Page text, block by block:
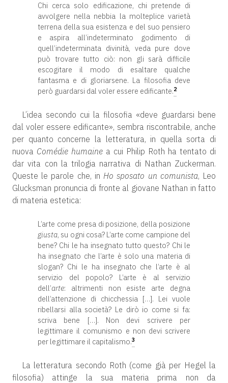
Chi cerca solo edificazione, chi pretende di
avvolgere nella nebbia la molteplice varietà
terrena della sua esistenza e del suo pensiero
e aspira all’indeterminato godimento di
quell’indeterminata divinità, veda pure dove
può trovare tutto ciò: non gli sarà difficile
escogitare il modo di esaltare qualche
fantasma e di gloriarsene. La filosofia deve
però guardarsi dal voler essere edificante.2
L’idea secondo cui la filosofia «deve guardarsi bene
dal voler essere edificante», sembra riscontrabile, anche
per quanto concerne la letteratura, in quella sorta di
nuova Comédie humaine a cui Philip Roth ha tentato di
dar vita con la trilogia narrativa di Nathan Zuckerman.
Queste le parole che, inHo sposato un comunista, Leo
Glucksman pronuncia di fronte al giovane Nathan in fatto
di materia estetica:
L’arte come presa di posizione, della posizione
giusta, su ogni cosa? L’arte come campione del
bene? Chi le ha insegnato tutto questo? Chi le
ha insegnato che l’arte è solo una materia di
slogan? Chi le ha insegnato che l’arte è al
servizio del popolo? L’arte è al servizio
dell’arte: altrimenti non esiste arte degna
dell’attenzione di chicchessia […]. Lei vuole
ribellarsi alla società? Le dirò io come si fa:
scriva bene […]. Non devi scrivere per
legittimare il comunismo e non devi scrivere
per legittimare il capitalismo.3
La letteratura secondo Roth (come già per Hegel la
filosofia) attinge la sua materia prima non da